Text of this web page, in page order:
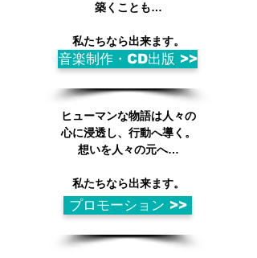
築くことも…
​私たちなら出来ます。
音楽制作・CD出版 >>
ヒューマンな物語は人々の
​心に浸透し、行動へ導く。
想いを人々の元へ…
​私たちなら出来ます。
プロモーション >>